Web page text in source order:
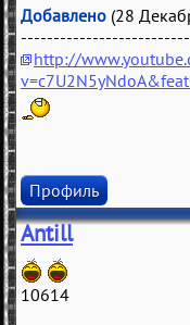
Добавлено (28
http://
Профиль
Antill
10614